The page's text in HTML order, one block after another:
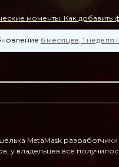
моменты. Как добавить
6 месяцев, 1 неделя
MetaMask
у владельцев все